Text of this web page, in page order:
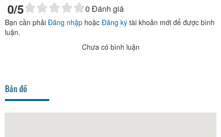
0/5 0 Đánh giá
Bạn cần phải Đăng nhập hoặc Đăng ký tài khoản mới để được bình
luận.
Chưa có bình luận
Bản đồ